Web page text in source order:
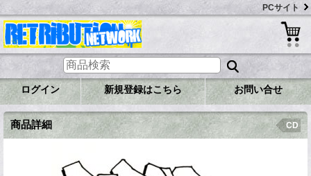
PCサイト
ログイン 新規登録はこちら お問い合せ
商品詳細 CD